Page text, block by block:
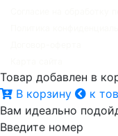
Товар добавлен в
В корзину
к
Вам идеально
Введите номер